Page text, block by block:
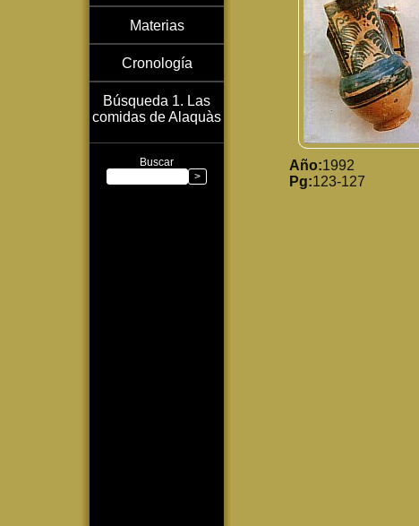
Materias
Cronología
Búsqueda 1. Las
comidas de Alaquàs
Buscar Año:1992
Pg:123-127